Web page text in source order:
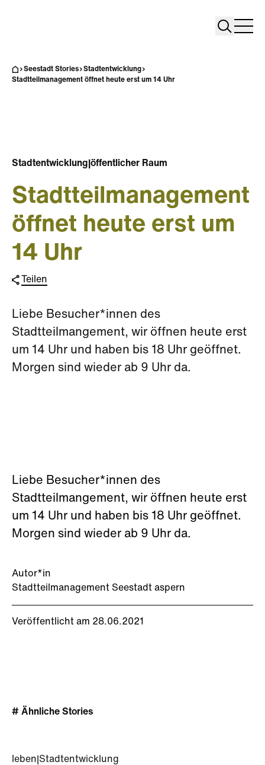
Search
Seestadt Stories
Stadtentwicklung
Stadtteilmanagement öffnet heute erst um 14 Uhr
Autor*in
Stadtteilmanagement Seestadt aspern
Veröffentlicht am 28.06.2021
Stadtentwicklung öffentlicher Raum
Stadtteilmanagement
öffnet heute erst um
14 Uhr
Teilen
Liebe Besucher*innen des
Stadtteilmangement, wir öffnen heute erst
um 14 Uhr und haben bis 18 Uhr geöffnet.
Morgen sind wieder ab 9 Uhr da.
Liebe Besucher*innen des
Stadtteilmangement, wir öffnen heute erst
um 14 Uhr und haben bis 18 Uhr geöffnet.
Morgen sind wieder ab 9 Uhr da.
# Ähnliche Stories
leben Stadtentwicklung